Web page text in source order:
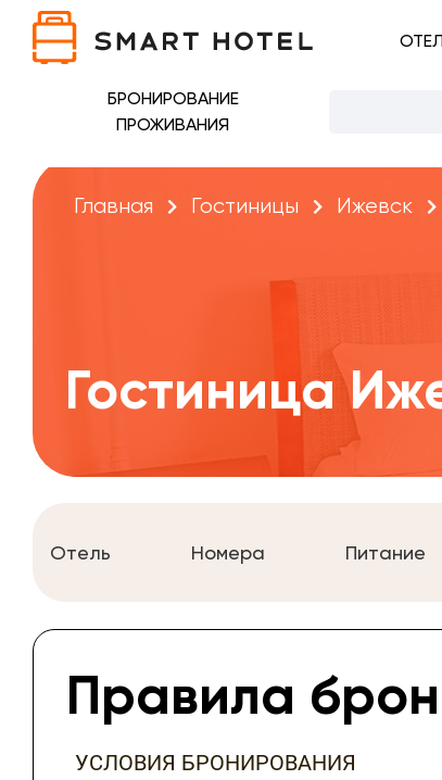
БРОНИРОВАНИЕ
ПРОЖИВАНИЯ
Главная Гостиницы Ижевск
Гостиница
Отель Номера Питание
Правила
УСЛОВИЯ БРОНИРОВАНИЯ